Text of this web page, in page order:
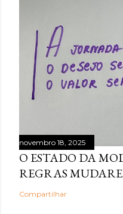
novembro 18, 2025
O ESTADO DA
REGRAS
Compartilhar